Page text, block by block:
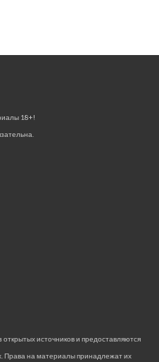
18+!
источников и предоставляются
Права на материалы принадлежат их